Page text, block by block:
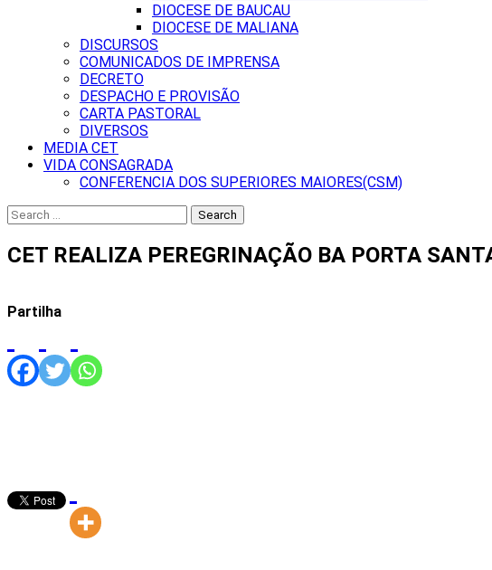
DIOCESE DE BAUCAU
DIOCESE DE MALIANA
DISCURSOS
COMUNICADOS DE IMPRENSA
DECRETO
DESPACHO E PROVISÃO
CARTA PASTORAL
DIVERSOS
MEDIA CET
VIDA CONSAGRADA
CONFERENCIA DOS SUPERIORES MAIORES(CSM)
Search
for:
CET REALIZA PEREGRINAÇÃO BA PORTA
Partilha